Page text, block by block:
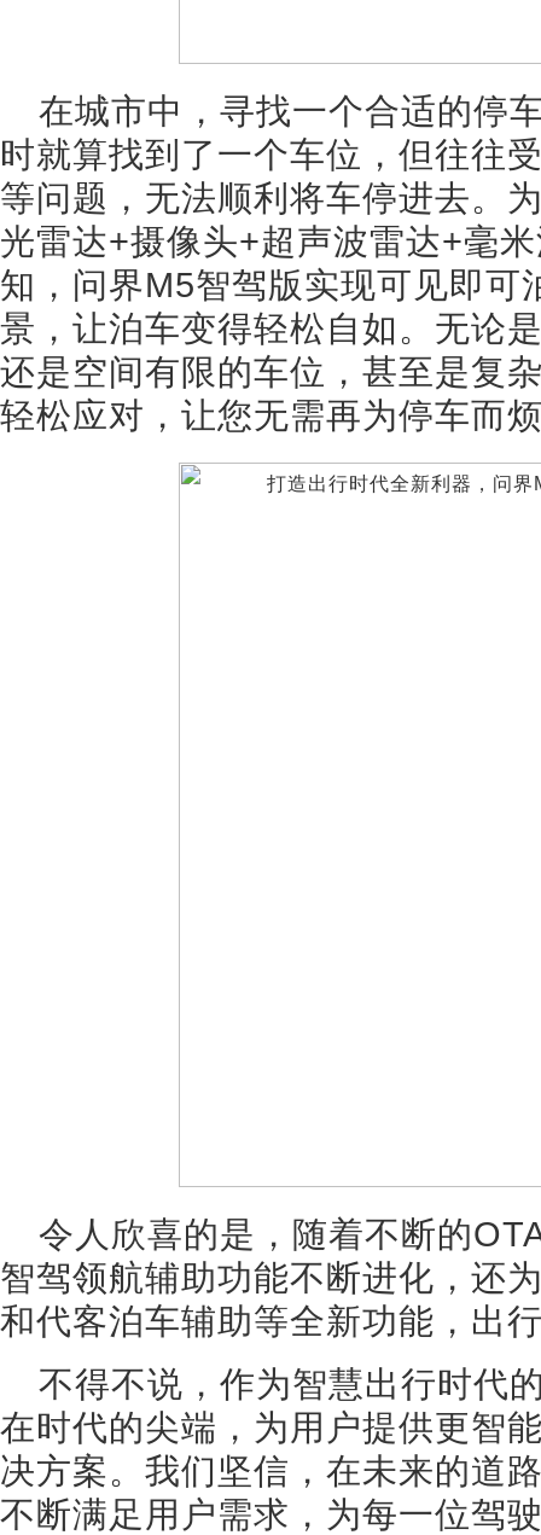
在城市中，寻找一个合适的停
时就算找到了一个车位，但往往
等问题，无法顺利将车停进去。
光雷达+摄像头+超声波雷达+毫
知，问界M5智驾版实现可见即可
景，让泊车变得轻松自如。无论
还是空间有限的车位，甚至是复
轻松应对，让您无需再为停车而
令人欣喜的是，随着不断的
智驾领航辅助功能不断进化，还
和代客泊车辅助等全新功能，出
不得不说，作为智慧出行时代
在时代的尖端，为用户提供更智
决方案。我们坚信，在未来的道
不断满足用户需求，为每一位驾